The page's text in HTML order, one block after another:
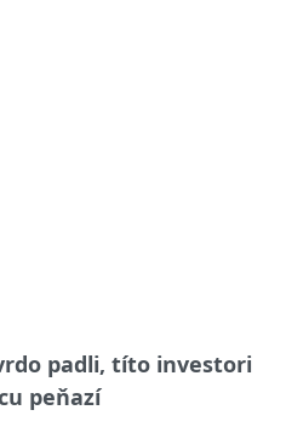
padli, títo investori
peňazí